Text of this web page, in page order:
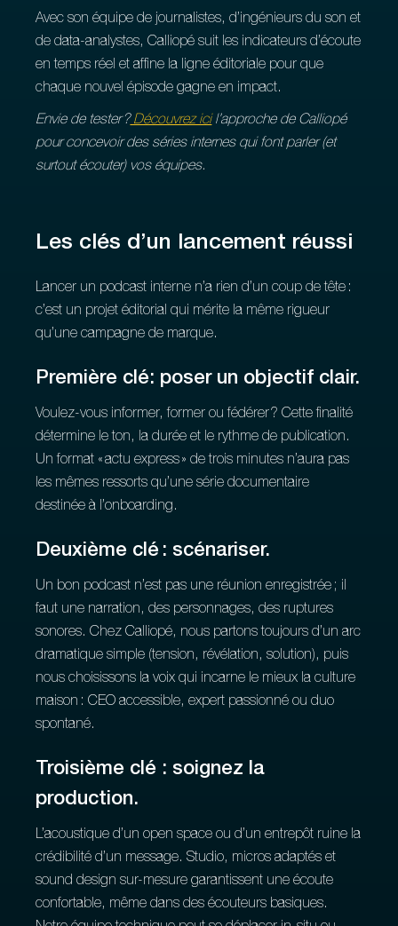
Avec son équipe de journalistes, d’ingénieurs du son et
de data‑analystes, Calliopé suit les indicateurs d’écoute
en temps réel et affine la ligne éditoriale pour que
chaque nouvel épisode gagne en impact.
Envie de tester ?Découvrez icil’approche de Calliopé
pour concevoir des séries internes qui font parler (et
surtout écouter) vos équipes.
Les clés d’un lancement réussi
Lancer un podcast interne n’a rien d’un coup de tête :
c’est un projet éditorial qui mérite la même rigueur
qu’une campagne de marque.
Première clé: poser un objectif clair.
Voulez‑vous informer, former ou fédérer ? Cette finalité
détermine le ton, la durée et le rythme de publication.
Un format « actu express » de trois minutes n’aura pas
les mêmes ressorts qu’une série documentaire
destinée à l’onboarding.
Deuxième clé : scénariser.
Un bon podcast n’est pas une réunion enregistrée ; il
faut une narration, des personnages, des ruptures
sonores. Chez Calliopé, nous partons toujours d’un arc
dramatique simple (tension, révélation, solution), puis
nous choisissons la voix qui incarne le mieux la culture
maison : CEO accessible, expert passionné ou duo
spontané.
Troisième clé : soignez la
production.
L’acoustique d’un open space ou d’un entrepôt ruine la
crédibilité d’un message. Studio, micros adaptés et
sound design sur-mesure garantissent une écoute
confortable, même dans des écouteurs basiques.